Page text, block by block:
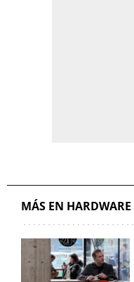
MÁS EN HARDWARE